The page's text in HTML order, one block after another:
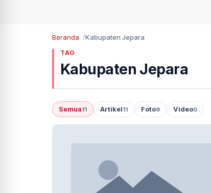
Beranda Kabupaten Jepara
TAG
Kabupaten Jepara
Semua11 Artikel11 Foto9 Video0